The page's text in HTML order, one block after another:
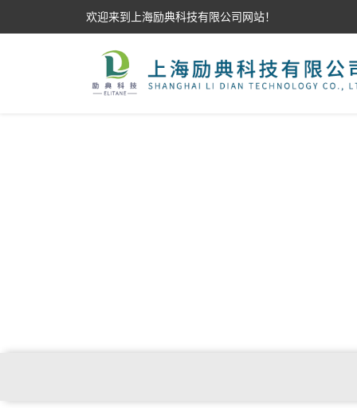
欢迎来到上海励典科技有限公司网站！